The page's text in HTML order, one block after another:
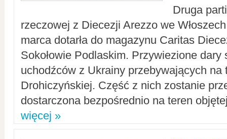
Druga
rzeczowej z Diecezji Arezzo we
marca dotarła do magazynu Caritas
Sokołowie Podlaskim. Przywiezione dary
uchodźców z Ukrainy przebywających na
Drohiczyńskiej. Część z nich zostanie
dostarczona bezpośrednio na teren
więcej »